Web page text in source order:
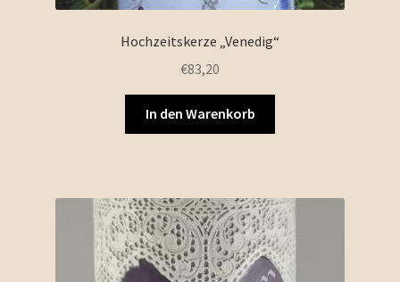
Hochzeitskerze „Venedig“
€83,20
In den Warenkorb